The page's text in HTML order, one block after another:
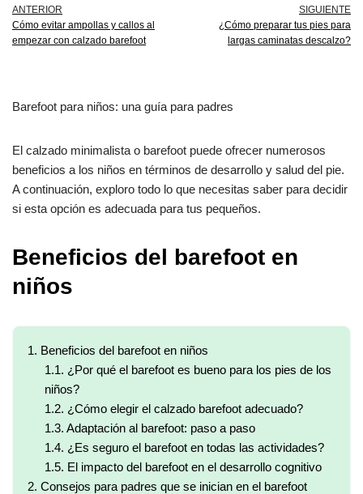
ANTERIOR
Cómo evitar ampollas y callos al
empezar con calzado barefoot
SIGUIENTE
¿Cómo preparar tus pies para
largas caminatas descalzo?
Barefoot para niños: una guía para padres
El calzado minimalista o barefoot puede ofrecer numerosos
beneficios a los niños en términos de desarrollo y salud del pie.
A continuación, exploro todo lo que necesitas saber para decidir
si esta opción es adecuada para tus pequeños.
Beneficios del barefoot en
niños
1. Beneficios del barefoot en niños
1.1. ¿Por qué el barefoot es bueno para los pies de los
niños?
1.2. ¿Cómo elegir el calzado barefoot adecuado?
1.3. Adaptación al barefoot: paso a paso
1.4. ¿Es seguro el barefoot en todas las actividades?
1.5. El impacto del barefoot en el desarrollo cognitivo
2. Consejos para padres que se inician en el barefoot